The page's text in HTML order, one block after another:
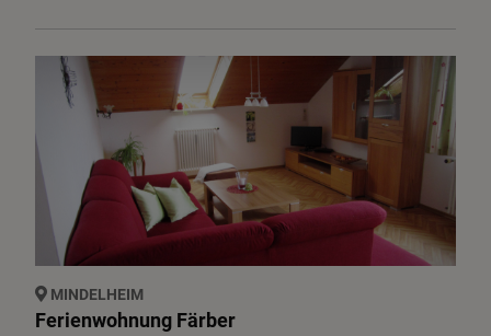
MINDELHEIM
Ferienwohnung Färber